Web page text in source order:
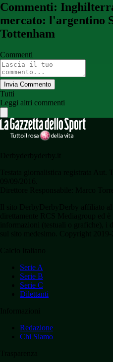
Commenti:
mercato: l'argentino
Tottenham
Commenti
Invia Commento
Tutti
Leggi altri commenti
Serie A
Serie B
Serie C
Dilettanti
Redazione
Chi Siamo